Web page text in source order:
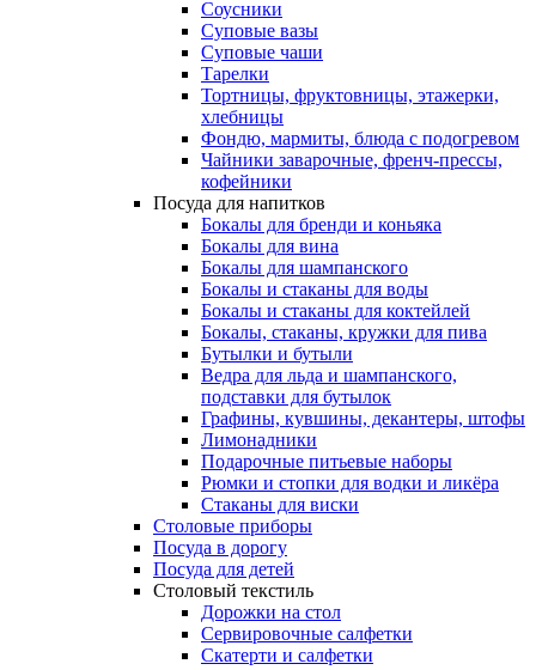
Соусники
Суповые вазы
Суповые чаши
Тарелки
Тортницы, фруктовницы, этажерки,
хлебницы
Фондю, мармиты, блюда с подогревом
Чайники заварочные, френч-прессы,
кофейники
Посуда для напитков
Бокалы для бренди и коньяка
Бокалы для вина
Бокалы для шампанского
Бокалы и стаканы для воды
Бокалы и стаканы для коктейлей
Бокалы, стаканы, кружки для пива
Бутылки и бутыли
Ведра для льда и шампанского,
подставки для бутылок
Графины, кувшины, декантеры, штофы
Лимонадники
Подарочные питьевые наборы
Рюмки и стопки для водки и ликёра
Стаканы для виски
Столовые приборы
Посуда в дорогу
Посуда для детей
Столовый текстиль
Дорожки на стол
Сервировочные салфетки
Скатерти и салфетки